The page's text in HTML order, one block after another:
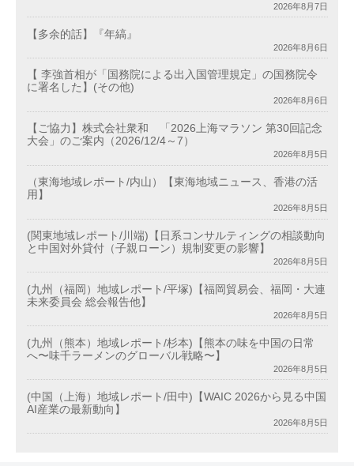
2026年8月7日
【多余的話】『年縞』
2026年8月6日
【 李強首相が「国務院による出入国管理規定」の国務院令
に署名した】(その他)
2026年8月6日
【ご協力】株式会社衆和 「2026上海マラソン 第30回記念
大会」のご案内（2026/12/4～7）
2026年8月5日
（東海地域レポート/内山）【東海地域ニュース、香港の活
用】
2026年8月5日
(関東地域レポート/川端)【日系コンサルティングの相談動向
と中国対外貸付（子親ローン）規制変更の影響】
2026年8月5日
(九州（福岡）地域レポート/平塚)【福岡貿易会、福岡・大連
未来委員会 総会報告他】
2026年8月5日
(九州（熊本）地域レポート/杉本)【熊本の味を中国の日常
へ〜味千ラーメンのグローバル戦略〜】
2026年8月5日
(中国（上海）地域レポート/田中)【WAIC 2026から見る中国
AI産業の最新動向】
2026年8月5日